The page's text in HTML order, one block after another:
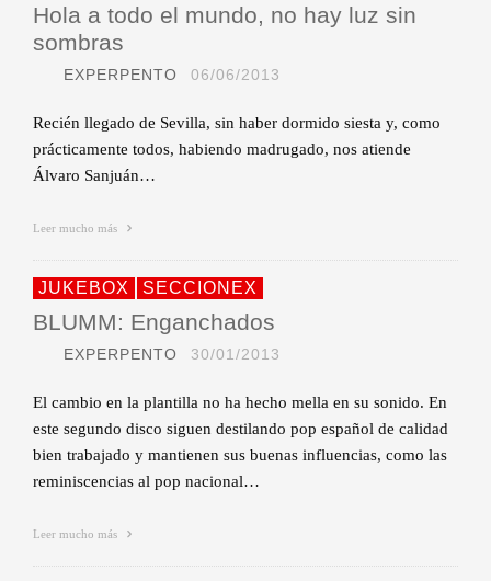
Hola a todo el mundo, no hay luz sin
sombras
EXPERPENTO 06/06/2013
Recién llegado de Sevilla, sin haber dormido siesta y, como
prácticamente todos, habiendo madrugado, nos atiende
Álvaro Sanjuán…
Leer mucho más
JUKEBOX SECCIONEX
BLUMM: Enganchados
EXPERPENTO 30/01/2013
El cambio en la plantilla no ha hecho mella en su sonido. En
este segundo disco siguen destilando pop español de calidad
bien trabajado y mantienen sus buenas influencias, como las
reminiscencias al pop nacional…
Leer mucho más